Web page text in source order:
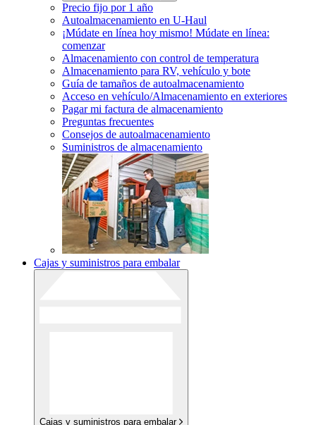
Precio fijo por 1 año
Autoalmacenamiento en U-Haul
¡Múdate en línea hoy mismo! Múdate en línea:
comenzar
Almacenamiento con control de temperatura
Almacenamiento para RV, vehículo y bote
Guía de tamaños de autoalmacenamiento
Acceso en vehículo/Almacenamiento en exteriores
Pagar mi factura de almacenamiento
Preguntas frecuentes
Consejos de autoalmacenamiento
Suministros de almacenamiento
Cajas y suministros para embalar
Cajas y suministros para embalar